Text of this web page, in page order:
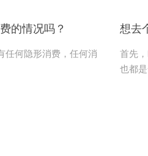
的情况吗？
任何隐形消费，任何消
想去
首先
也都